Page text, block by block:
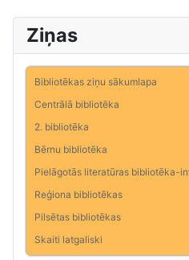
Ziņas
Bibliotēkas ziņu sākumlapa
Centrālā bibliotēka
2. bibliotēka
Bērnu bibliotēka
Pielāgotās literatūras bibliotēka-
Reģiona bibliotēkas
Pilsētas bibliotēkas
Skaiti latgaliski